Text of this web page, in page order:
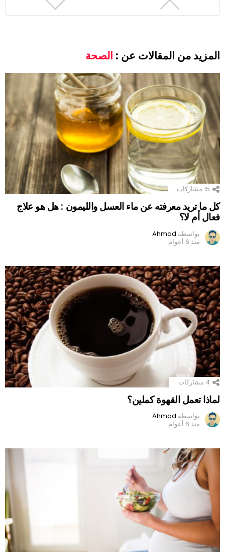
المزيد من المقالات عن : الصحة
15 مشاركات
كل ما تريد معرفته عن ماء العسل والليمون : هل هو علاج
فعال أم لا؟
بواسطة Ahmad
منذ 6 أعوام
4 مشاركات
لماذا تعمل القهوة كملين؟
بواسطة Ahmad
منذ 6 أعوام